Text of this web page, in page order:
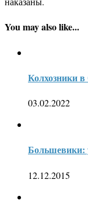
You may also like...
Колхозники
03.02.2022
Большевики:
12.12.2015